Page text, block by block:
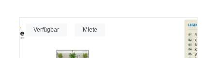
Verfügbar Miete